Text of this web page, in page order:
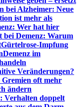
bei Alzheimer: Neue
ist mehr als
Wer hat hier
bei Demenz: Warum
Gürtelrose-Impfung
Demenz im
Veränderungen?
oft mehr
ändern
Verhalten doppelt